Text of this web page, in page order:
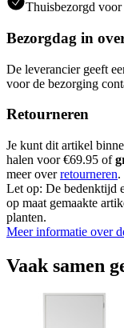
Thuisbezorgd
Bezorgdag in
De leverancier geeft
voor de bezorging
Retourneren
Je kunt dit artikel
halen voor €69.95 of
meer overretourneren.
Let op: De bedenktijd
op maat gemaakte
planten.
Meer informatie over
Vaak samen